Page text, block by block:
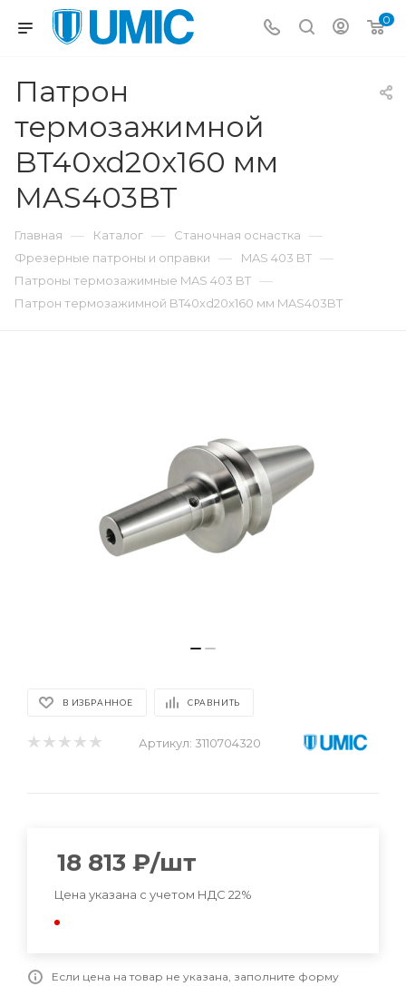
0
Патрон
термозажимной
BT40xd20x160 мм
MAS403BT
Главная — Каталог — Станочная оснастка —
Фрезерные патроны и оправки — MAS 403 BT —
Патроны термозажимные MAS 403 BT —
Патрон термозажимной BT40xd20x160 мм MAS403BT
В ИЗБРАННОЕ СРАВНИТЬ
Артикул: 3110704320
18 813 ₽/шт
Цена указана с учетом НДС 22%
Если цена на товар не указана, заполните форму